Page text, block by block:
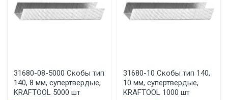
31680-08-5000 Скобы тип
140, 8 мм, супертвердые,
KRAFTOOL 5000 шт
31680-10 Скобы тип 140,
10 мм, супертвердые,
KRAFTOOL 1000 шт